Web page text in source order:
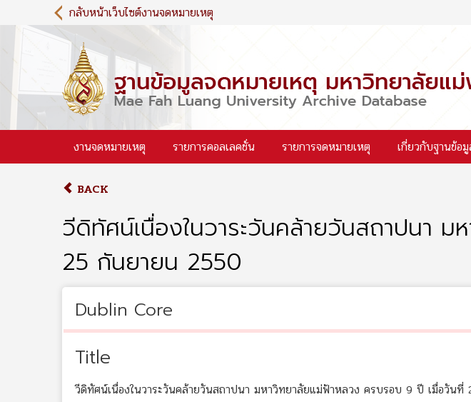
i
c
กลับหน้าเว็บไซต์งานจดหมายเหตุ
งานจดหมายเหตุ รายการคอลเลคชั่น รายการจดหมายเหตุ เกี่ยวกับฐานข้อ
BACK
วีดิทัศน์เนื่องในวาระวันคล้ายวันสถาปนา
25 กันยายน 2550
Dublin Core
Title
วีดิทัศน์เนื่องในวาระวันคล้ายวันสถาปนา มหาวิทยาลัยแม่ฟ้าหลวง ครบรอบ 9 ปี เมื่อวัน